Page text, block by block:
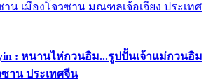
าน เมืองโจวซาน มณฑลเจ้อเจียง ประเทศ
: หนานไห่กวนอิม...รูปปั้นเจ้าแม่กวนอิม
ซาน ประเทศจีน